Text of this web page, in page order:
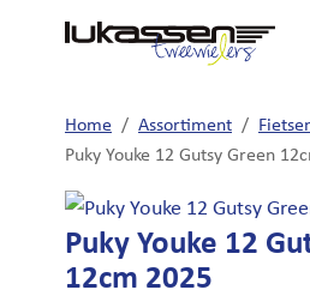
Home Fietsen
Home / Assortiment /
Puky Youke 12 Gutsy Green
Puky Youke 12
12cm 2025